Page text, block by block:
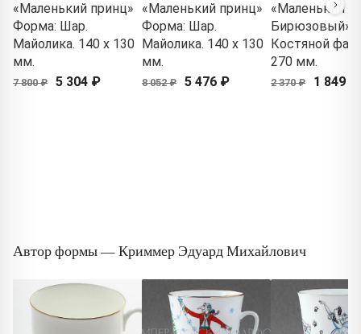
«Маленький принц»
Форма: Шар.
Майолика. 140 x 130
мм.
7 800 ₽ 5 304 ₽
«Маленький принц»
Форма: Шар.
Майолика. 140 x 130
мм.
8 052 ₽ 5 476 ₽
«Маленький
Бирюзовый»
Костяной
270 мм.
2 370 ₽ 1 849 ₽
Автор формы — Криммер Эдуард Михайлович